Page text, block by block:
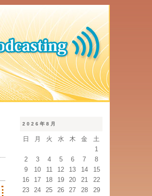
2026年8月
日 月 火 水 木 金
土
1
2
3 4 5 6 7
8
9
10 11 12 13 14
15
16
17 18 19 20 21
22
23
24 25 26 27 28
29